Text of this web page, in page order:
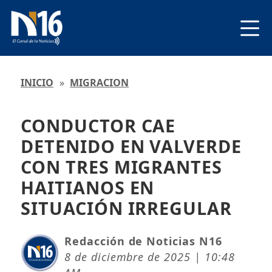
INICIO » MIGRACION
CONDUCTOR CAE
DETENIDO EN VALVERDE
CON TRES MIGRANTES
HAITIANOS EN
SITUACIÓN IRREGULAR
Redacción de Noticias N16
8 de diciembre de 2025 | 10:48